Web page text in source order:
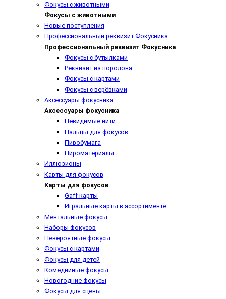
Фокусы с животными
Фокусы с животными
Новые поступления
Профессиональный реквизит Фокусника
Профессиональный реквизит Фокусника
Фокусы с бутылками
Реквизит из поролона
Фокусы с картами
Фокусы с верёвками
Аксессуары фокусника
Аксессуары фокусника
Невидимые нити
Пальцы для фокусов
Пиробумага
Пироматериалы
Иллюзионы
Карты для фокусов
Карты для фокусов
Gaff карты
Игральные карты в ассортименте
Ментальные фокусы
Наборы фокусов
Невероятные фокусы
Фокусы с картами
Фокусы для детей
Комедийные фокусы
Новогодние фокусы
Фокусы для сцены